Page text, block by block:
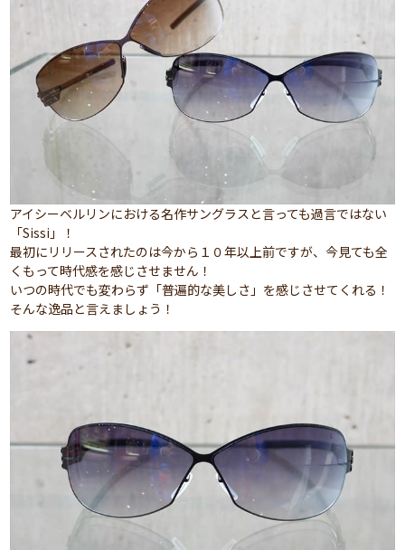
アイシーベルリンにおける名作サングラスと言っても過言ではない
「Sissi」！
最初にリリースされたのは今から１０年以上前ですが、今見ても全
くもって時代感を感じさせません！
いつの時代でも変わらず「普遍的な美しさ」を感じさせてくれる！
そんな逸品と言えましょう！